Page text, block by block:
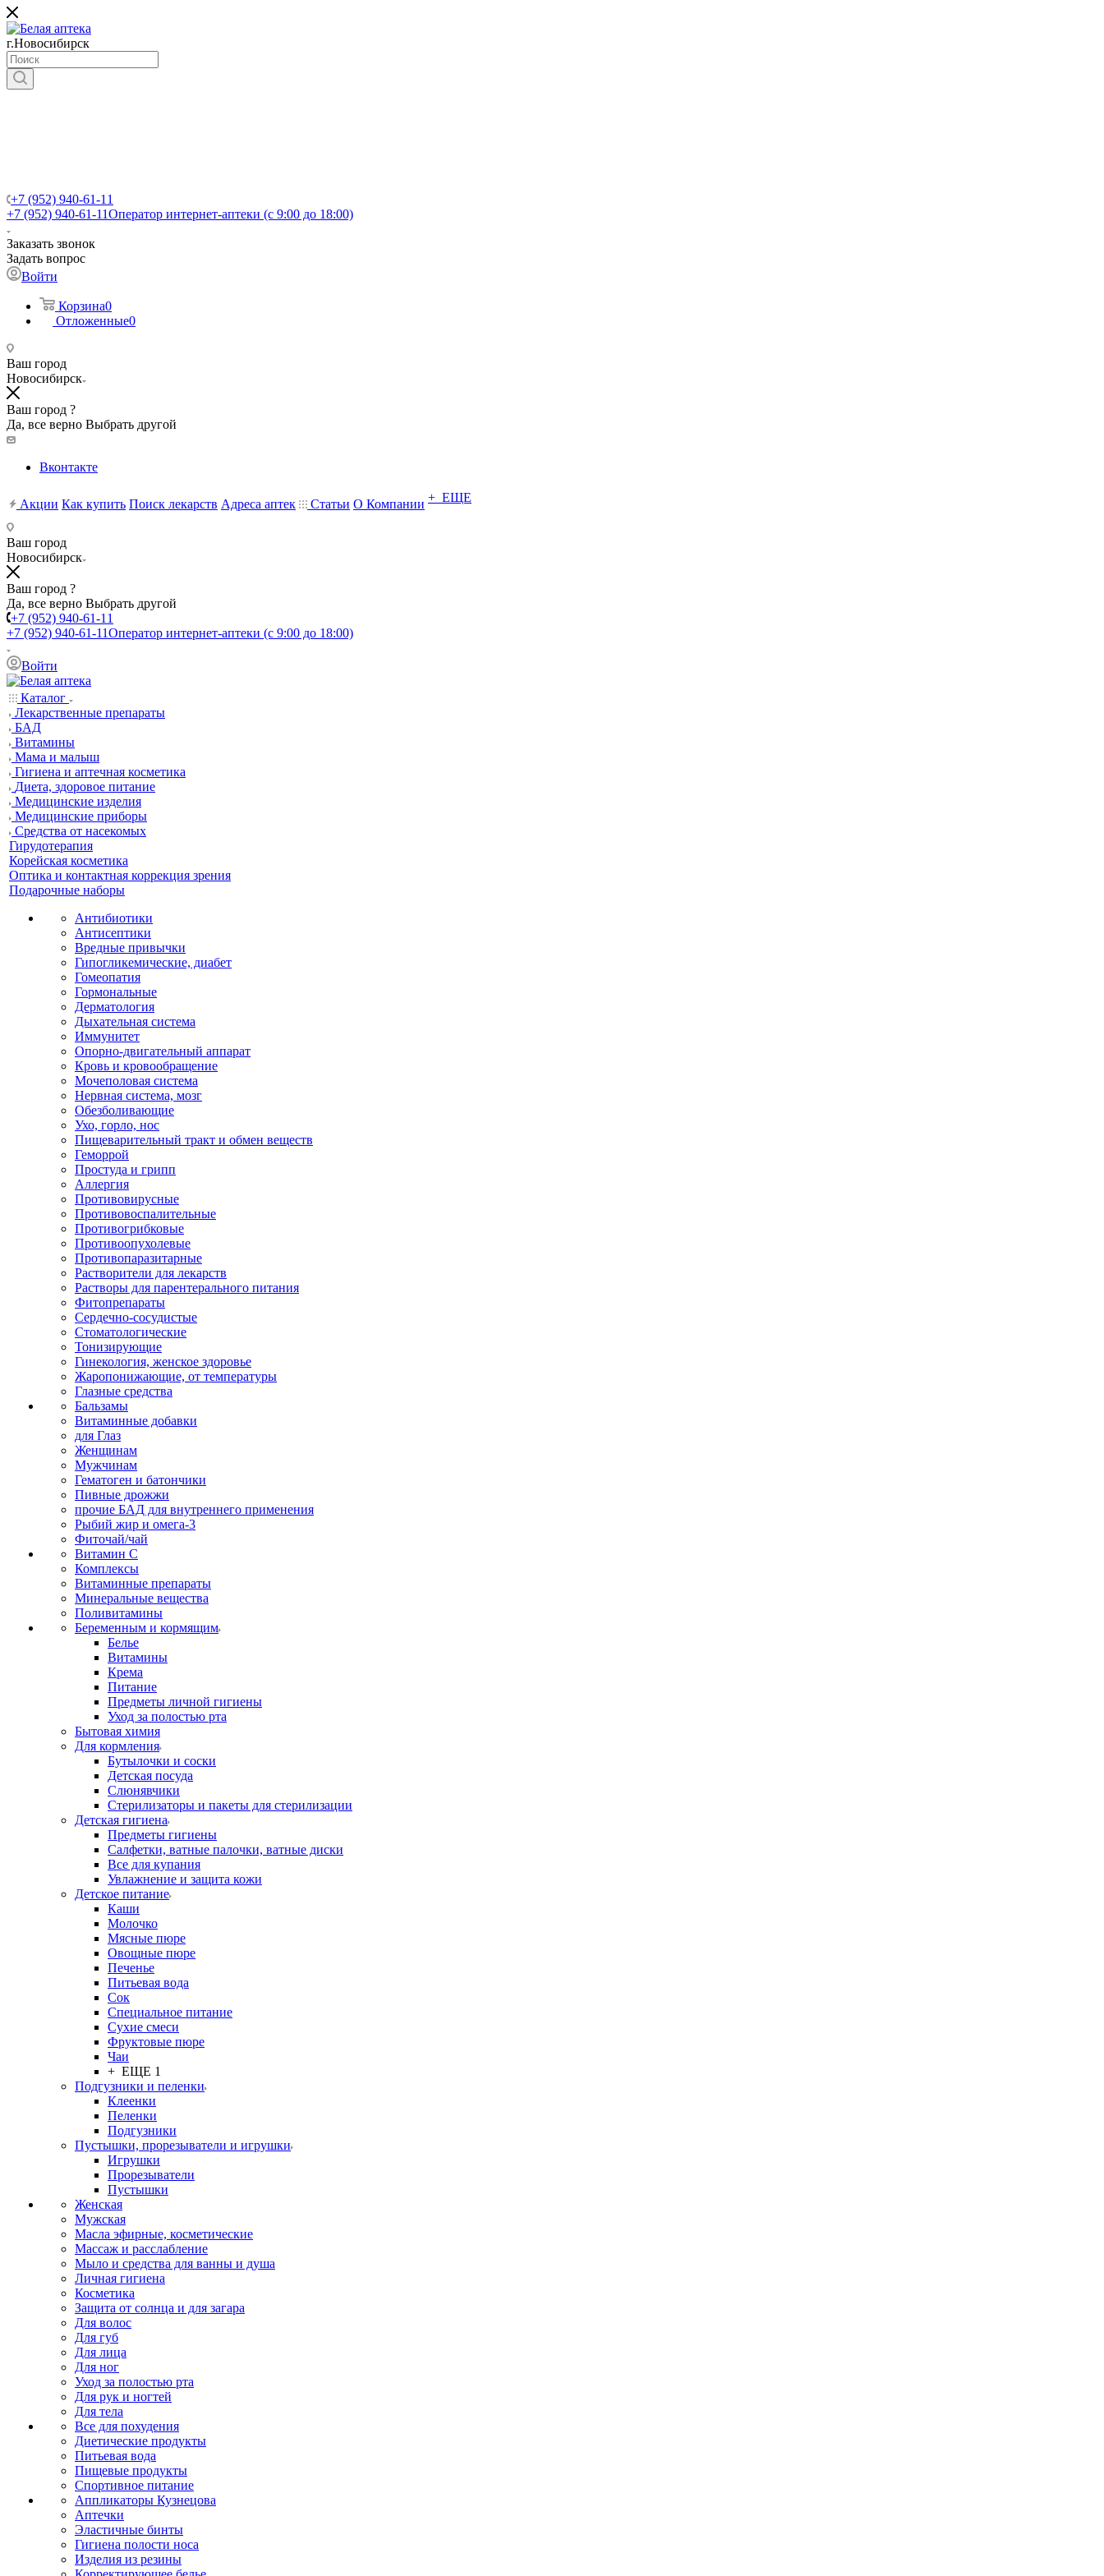
г.Новосибирск
+7 (952) 940-61-11
+7 (952) 940-61-11Оператор интернет-аптеки (с 9:00 до 18:00)
Заказать звонок
Задать вопрос
Войти
Корзина0
Отложенные0
Ваш город
Новосибирск
Ваш город ?
Да, все верно Выбрать другой
Вконтакте
Акции Как купить Поиск лекарств Адреса аптек Статьи О Компании + ЕЩЕ
Ваш город
Новосибирск
Ваш город ?
Да, все верно Выбрать другой
+7 (952) 940-61-11
+7 (952) 940-61-11Оператор интернет-аптеки (с 9:00 до 18:00)
Войти
Каталог
Лекарственные препараты
БАД
Витамины
Мама и малыш
Гигиена и аптечная косметика
Диета, здоровое питание
Медицинские изделия
Медицинские приборы
Средства от насекомых
Гирудотерапия
Корейская косметика
Оптика и контактная коррекция зрения
Подарочные наборы
Антибиотики
Антисептики
Вредные привычки
Гипогликемические, диабет
Гомеопатия
Гормональные
Дерматология
Дыхательная система
Иммунитет
Опорно-двигательный аппарат
Кровь и кровообращение
Мочеполовая система
Нервная система, мозг
Обезболивающие
Ухо, горло, нос
Пищеварительный тракт и обмен веществ
Геморрой
Простуда и грипп
Аллергия
Противовирусные
Противовоспалительные
Противогрибковые
Противоопухолевые
Противопаразитарные
Растворители для лекарств
Растворы для парентерального питания
Фитопрепараты
Сердечно-сосудистые
Стоматологические
Тонизирующие
Гинекология, женское здоровье
Жаропонижающие, от температуры
Глазные средства
Бальзамы
Витаминные добавки
для Глаз
Женщинам
Мужчинам
Гематоген и батончики
Пивные дрожжи
прочие БАД для внутреннего применения
Рыбий жир и омега-3
Фиточай/чай
Витамин С
Комплексы
Витаминные препараты
Минеральные вещества
Поливитамины
Беременным и кормящим
Белье
Витамины
Крема
Питание
Предметы личной гигиены
Уход за полостью рта
Бытовая химия
Для кормления
Бутылочки и соски
Детская посуда
Слюнявчики
Стерилизаторы и пакеты для стерилизации
Детская гигиена
Предметы гигиены
Салфетки, ватные палочки, ватные диски
Все для купания
Увлажнение и защита кожи
Детское питание
Каши
Молочко
Мясные пюре
Овощные пюре
Печенье
Питьевая вода
Сок
Специальное питание
Сухие смеси
Фруктовые пюре
Чаи
+ ЕЩЕ 1
Подгузники и пеленки
Клеенки
Пеленки
Подгузники
Пустышки, прорезыватели и игрушки
Игрушки
Прорезыватели
Пустышки
Женская
Мужская
Масла эфирные, косметические
Массаж и расслабление
Мыло и средства для ванны и душа
Личная гигиена
Косметика
Защита от солнца и для загара
Для волос
Для губ
Для лица
Для ног
Уход за полостью рта
Для рук и ногтей
Для тела
Все для похудения
Диетические продукты
Питьевая вода
Пищевые продукты
Спортивное питание
Аппликаторы Кузнецова
Аптечки
Эластичные бинты
Гигиена полости носа
Изделия из резины